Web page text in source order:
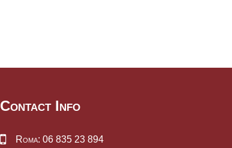
Contact Info
Roma: 06 835 23 894